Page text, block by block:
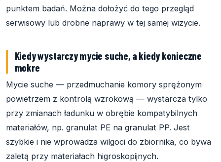
punktem badań. Można dołożyć do tego przegląd
serwisowy lub drobne naprawy w tej samej wizycie.
Kiedy wystarczy mycie suche, a kiedy konieczne
mokre
Mycie suche — przedmuchanie komory sprężonym
powietrzem z kontrolą wzrokową — wystarcza tylko
przy zmianach ładunku w obrębie kompatybilnych
materiałów, np. granulat PE na granulat PP. Jest
szybkie i nie wprowadza wilgoci do zbiornika, co bywa
zaletą przy materiałach higroskopijnych.